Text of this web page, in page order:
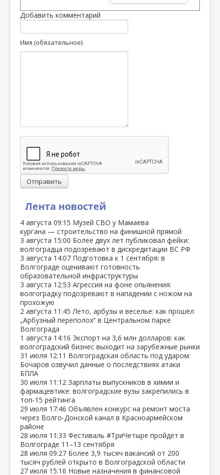
Лента новостей
4 августа 09:15 Музей СВО у Мамаева
кургана — строительство на финишной прямой
3 августа 15:00 Более двух лет публиковал фейки:
волгоградца подозревают в дискредитации ВС РФ
3 августа 14:07 Подготовка к 1 сентября: в
Волгограде оценивают готовность
образовательной инфраструктуры
3 августа 12:53 Агрессия на фоне опьянения:
волгоградку подозревают в нападении с ножом на
прохожую
2 августа 11:45 Лето, арбузы и веселье: как прошёл
„Арбузный переполох“ в Центральном парке
Волгограда
1 августа 14:16 Экспорт на 3,6 млн долларов: как
волгоградский бизнес выходит на зарубежные рынки
31 июля 12:11 Волгоградская область под ударом:
Бочаров озвучил данные о последствиях атаки
БПЛА
30 июля 11:12 Зарплаты выпускников в химии и
фармацевтике: волгоградские вузы закрепились в
топ‑15 рейтинга
29 июля 17:46 Объявлен конкурс на ремонт моста
через Волго‑Донской канал в Красноармейском
районе
28 июля 11:33 Фестиваль #ТриЧетыре пройдёт в
Волгограде 11–13 сентября
28 июля 09:27 Более 3,9 тысяч вакансий от 200
тысяч рублей открыто в Волгоградской области
27 июля 15:16 Новые назначения в финансовой
Добавить комментарий
Имя (обязательное)
Отправить